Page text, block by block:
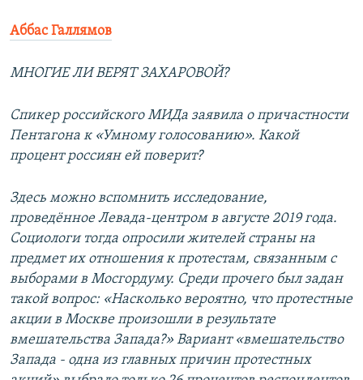
Аббас Галлямов
МНОГИЕ ЛИ ВЕРЯТ ЗАХАРОВОЙ?
Спикер российского МИДа заявила о причастности
Пентагона к «Умному голосованию». Какой
процент россиян ей поверит?
Здесь можно вспомнить исследование,
проведённое Левада-центром в августе 2019 года.
Социологи тогда опросили жителей страны на
предмет их отношения к протестам, связанным с
выборами в Мосгордуму. Среди прочего был задан
такой вопрос: «Насколько вероятно, что протестные
акции в Москве произошли в результате
вмешательства Запада?» Вариант «вмешательство
Запада - одна из главных причин протестных